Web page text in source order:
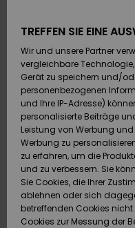
FRAUEN
SURF
SNOW
DOPPELTER
RABATT
HILFE & KONTAKT
TREFFEN SIE EINE
Wir und unsere Partner
vergleichbare
Gerät zu speichern und/
personenbezogenen
und Ihre IP-Adresse)
personalisierte Beiträge
Leistung von Werbung
Werbung zu
zu erfahren, um die
und zu verbessern. Sie
Sie Cookies, die Ihrer
ablehnen oder sich
betreffenden Cookies
Cookies zur Messung der